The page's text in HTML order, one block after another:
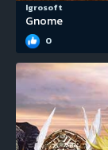
Igrosoft
Gnome
0